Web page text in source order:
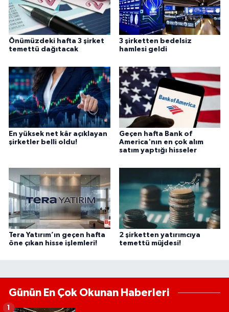
Önümüzdeki hafta 3 şirket
temettü dağıtacak
3 şirketten bedelsiz
hamlesi geldi
En yüksek net kâr açıklayan
şirketler belli oldu!
Geçen hafta Bank of
America'nın en çok alım
satım yaptığı hisseler
Tera Yatırım’ın geçen hafta
öne çıkan hisse işlemleri!
2 şirketten yatırımcıya
temettü müjdesi!
Günün En Çok Okunan Haberleri
1